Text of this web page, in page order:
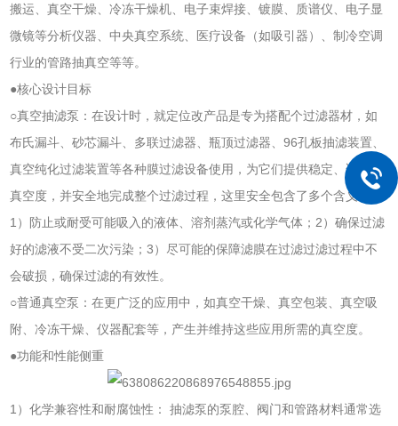
搬运、真空干燥、冷冻干燥机、电子束焊接、镀膜、质谱仪、电子显
微镜等分析仪器、中央真空系统、医疗设备（如吸引器）、制冷空调
行业的管路抽真空等等。
●核心设计目标
○真空抽滤泵：在设计时，就定位改产品是专为搭配个过滤器材，如
布氏漏斗、砂芯漏斗、多联过滤器、瓶顶过滤器、96孔板抽滤装置、
真空纯化过滤装置等各种膜过滤设备使用，为它们提供稳定、适度的
真空度，并安全地完成整个过滤过程，这里安全包含了多个含义：
1）防止或耐受可能吸入的液体、溶剂蒸汽或化学气体；2）确保过滤
好的滤液不受二次污染；3）尽可能的保障滤膜在过滤过滤过程中不
会破损，确保过滤的有效性。
○普通真空泵：在更广泛的应用中，如真空干燥、真空包装、真空吸
附、冷冻干燥、仪器配套等，产生并维持这些应用所需的真空度。
●功能和性能侧重
1）化学兼容性和耐腐蚀性： 抽滤泵的泵腔、阀门和管路材料通常选